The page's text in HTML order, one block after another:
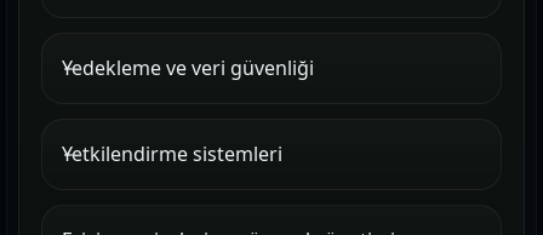
Yedekleme ve veri güvenliği
Yetkilendirme sistemleri